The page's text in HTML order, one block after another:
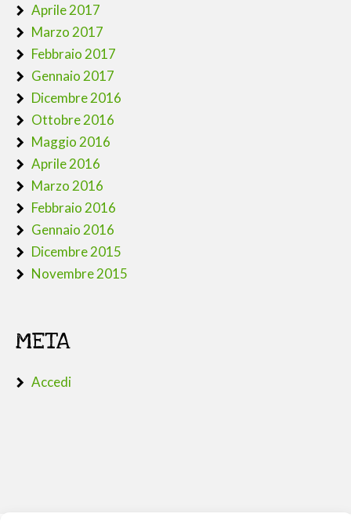
Aprile 2017
Marzo 2017
Febbraio 2017
Gennaio 2017
Dicembre 2016
Ottobre 2016
Maggio 2016
Aprile 2016
Marzo 2016
Febbraio 2016
Gennaio 2016
Dicembre 2015
Novembre 2015
META
Accedi